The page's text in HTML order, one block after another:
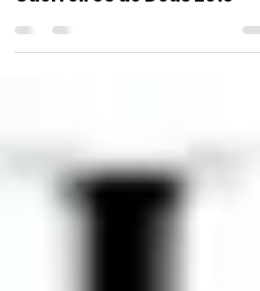
Guerreiros de Deus 2013